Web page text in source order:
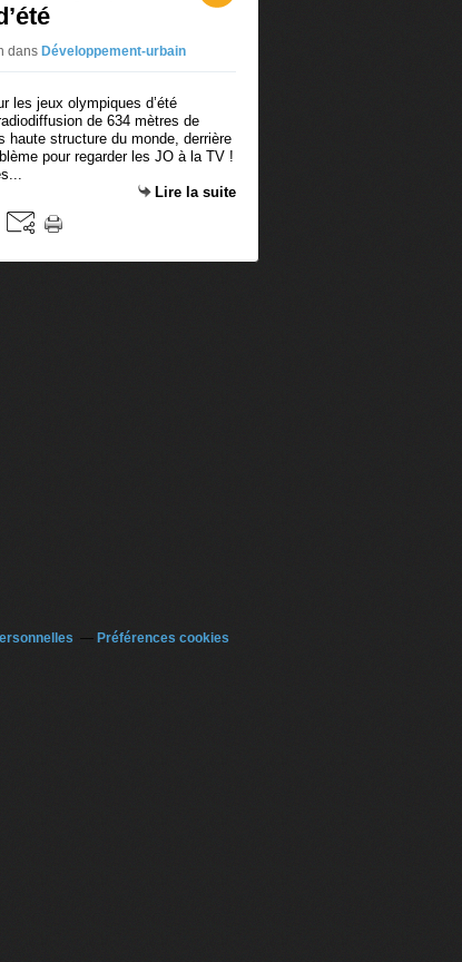
dans Développement-urbain
de 634 mètres de
haute structure du monde, derrière
pour regarder les JO à la TV !
Lire la suite
Préférences cookies